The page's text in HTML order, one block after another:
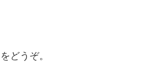
どうぞ。